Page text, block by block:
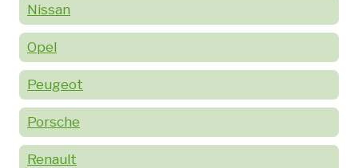
Nissan
Opel
Peugeot
Porsche
Renault